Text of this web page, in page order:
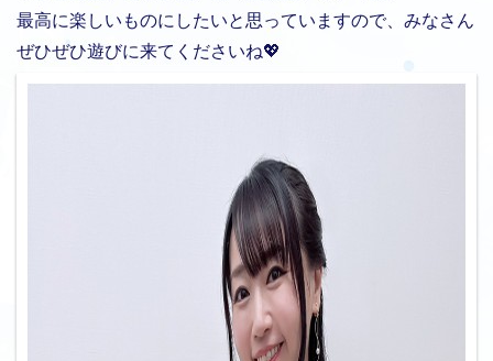
最高に楽しいものにしたいと思っていますので、みなさん
ぜひぜひ遊びに来てくださいね💖